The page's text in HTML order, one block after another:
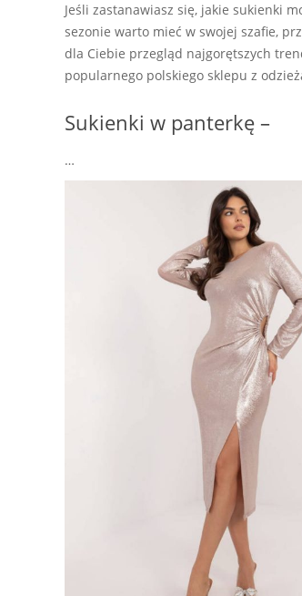
Jeśli zastanawiasz się, jakie sukienki
sezonie warto mieć w swojej szafie,
dla Ciebie przegląd najgorętszych
popularnego polskiego sklepu z
Sukienki w panterkę –
…